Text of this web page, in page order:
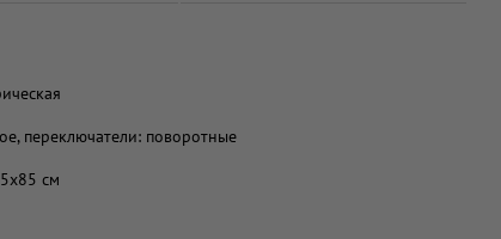
переключатели: поворотные
см